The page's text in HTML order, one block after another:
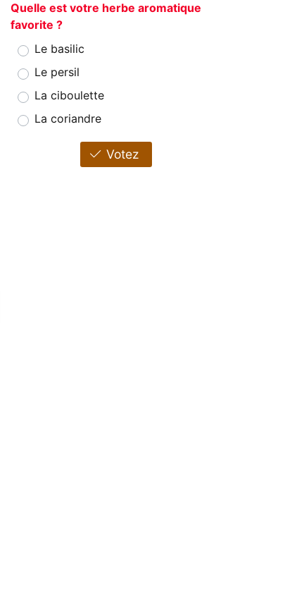
Quelle est votre herbe aromatique
favorite ?
Le basilic
Le persil
La ciboulette
La coriandre
Votez